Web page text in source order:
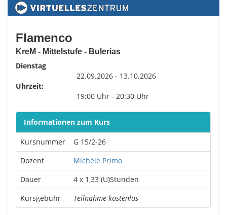
Flamenco
KreM - Mittelstufe - Bulerias
Dienstag
22.09.2026 - 13.10.2026
Uhrzeit:
19:00 Uhr - 20:30 Uhr
Informationen zum Kurs
Kursnummer
G 15/2-26
Dozent
Michèle Primo
Dauer
4 x 1,33 (U)Stunden
Kursgebühr
Teilnahme kostenlos